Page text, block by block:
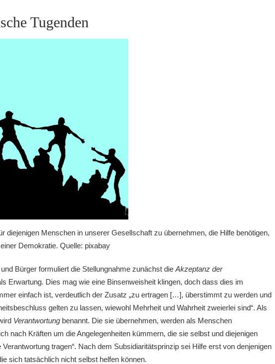
Tugenden
diejenigen Menschen in unserer Gesellschaft zu übernehmen, die Hilfe benötigen,
Demokratie. Quelle: pixabay
Bürger formuliert die Stellungnahme zunächst die Akzeptanz der
Erwartung. Dies mag wie eine Binsenweisheit klingen, doch dass dies im
einfach ist, verdeutlich der Zusatz „zu ertragen […], überstimmt zu werden und
gelten zu lassen, wiewohl Mehrheit und Wahrheit zweierlei sind“. Als
Verantwortung benannt. Die sie übernehmen, werden als Menschen
nach Kräften um die Angelegenheiten kümmern, die sie selbst und diejenigen
Verantwortung tragen“. Nach dem Subsidiaritätsprinzip sei Hilfe erst von denjenigen
sich tatsächlich nicht selbst helfen können.